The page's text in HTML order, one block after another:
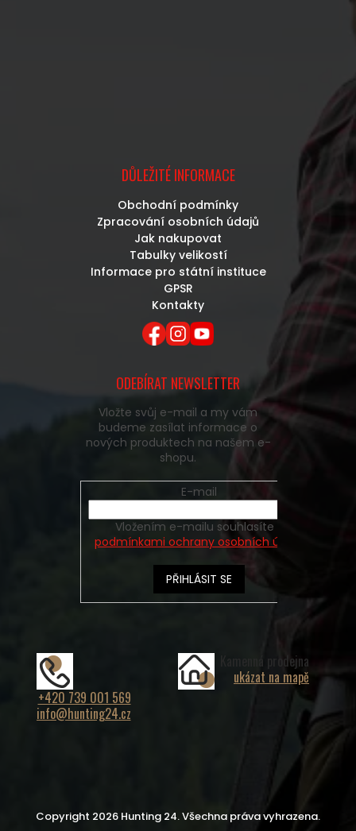
DŮLEŽITÉ INFORMACE
Obchodní podmínky
Zpracování osobních údajů
Jak nakupovat
Tabulky velikostí
Informace pro státní instituce
GPSR
Kontakty
ODEBÍRAT NEWSLETTER
Vložte svůj e-mail a my vám
budeme zasílat informace o
nových produktech na našem e-
shopu.
E-mail
podmínkami ochrany osobních údajů
PŘIHLÁSIT SE
+420 739 001 569
info@hunting24.cz
Kamenná prodejna
ukázat na mapě
Copyright 2026 Hunting 24. Všechna práva vyhrazena.